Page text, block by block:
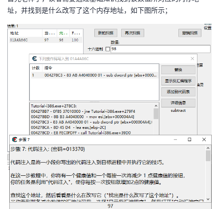
课
程
的
认
证
我
的
实
我
的
持
术
支
持
云
声
建
址，并找到是什么改写了这个内存地址，如下图所示；